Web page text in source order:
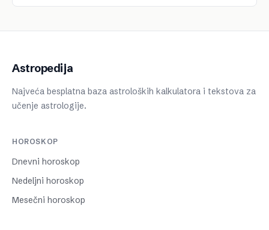
Astropedija
Najveća besplatna baza astroloških kalkulatora i tekstova za
učenje astrologije.
HOROSKOP
Dnevni horoskop
Nedeljni horoskop
Mesečni horoskop